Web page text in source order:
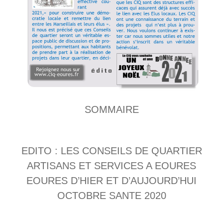
SOMMAIRE
EDITO : LES CONSEILS DE QUARTIER
ARTISANS ET SERVICES A EOURES
EOURES D’HIER ET D’AUJOURD’HUI
OCTOBRE SANTE 2020